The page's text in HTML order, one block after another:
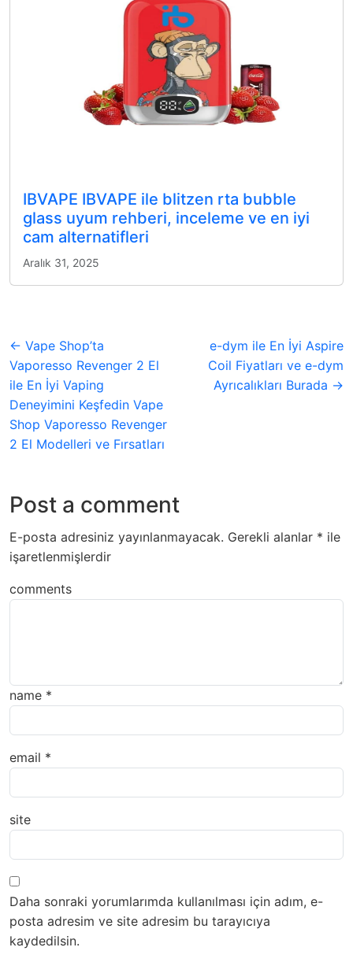
IBVAPE IBVAPE ile blitzen rta bubble
glass uyum rehberi, inceleme ve en iyi
cam alternatifleri
Aralık 31, 2025
← Vape Shop’ta
Vaporesso Revenger 2 El
ile En İyi Vaping
Deneyimini Keşfedin Vape
Shop Vaporesso Revenger
2 El Modelleri ve Fırsatları
e-dym ile En İyi Aspire
Coil Fiyatları ve e-dym
Ayrıcalıkları Burada →
Post a comment
E-posta adresiniz yayınlanmayacak. Gerekli alanlar * ile
işaretlenmişlerdir
comments
name *
email *
site
Daha sonraki yorumlarımda kullanılması için adım, e-
posta adresim ve site adresim bu tarayıcıya
kaydedilsin.